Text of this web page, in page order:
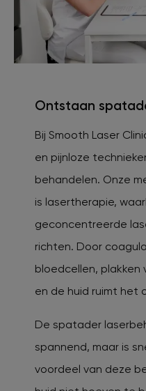
Ontstaan
Bij Smooth Laser
en pijnloze
behandelen. Onze
is lasertherapie,
geconcentreerde
richten. Door
bloedcellen,
en de huid ruimt het
De spatader
spannend, maar is
voordeel van deze